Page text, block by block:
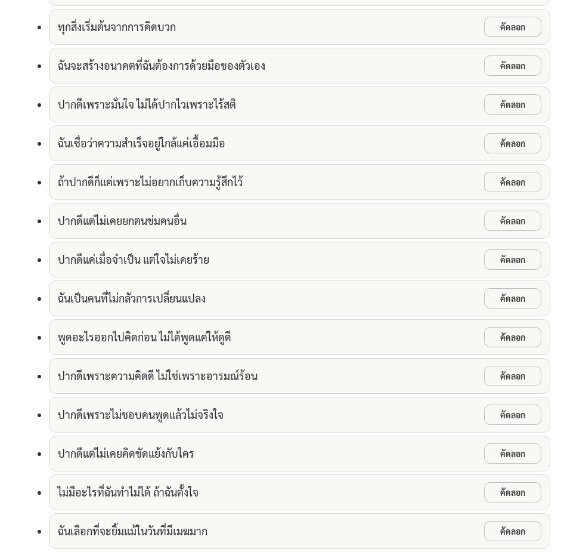
ทุกสิ่งเริ่มต้นจากการคิดบวก คัดลอก
ฉันจะสร้างอนาคตที่ฉันต้องการด้วยมือของตัวเอง คัดลอก
ปากดีเพราะมั่นใจ ไม่ได้ปากไวเพราะไร้สติ คัดลอก
ฉันเชื่อว่าความสำเร็จอยู่ใกล้แค่เอื้อมมือ คัดลอก
ถ้าปากดีก็แค่เพราะไม่อยากเก็บความรู้สึกไว้ คัดลอก
ปากดีแต่ไม่เคยยกตนข่มคนอื่น คัดลอก
ปากดีแค่เมื่อจำเป็น แต่ใจไม่เคยร้าย คัดลอก
ฉันเป็นคนที่ไม่กลัวการเปลี่ยนแปลง คัดลอก
พูดอะไรออกไปคิดก่อน ไม่ได้พูดแค่ให้ดูดี คัดลอก
ปากดีเพราะความคิดดี ไม่ใช่เพราะอารมณ์ร้อน คัดลอก
ปากดีเพราะไม่ชอบคนพูดแล้วไม่จริงใจ คัดลอก
ปากดีแต่ไม่เคยคิดขัดแย้งกับใคร คัดลอก
ไม่มีอะไรที่ฉันทำไม่ได้ ถ้าฉันตั้งใจ คัดลอก
ฉันเลือกที่จะยิ้มแม้ในวันที่มีเมฆมาก คัดลอก